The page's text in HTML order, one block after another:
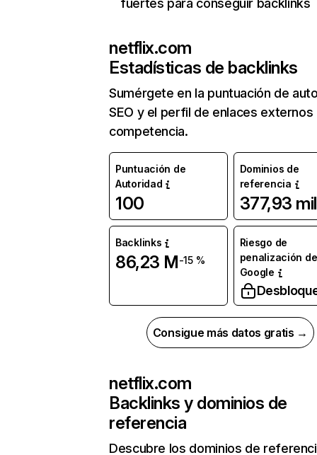
fuertes para conseguir backlinks
netflix.com
Estadísticas de backlinks
Sumérgete en la puntuación de
SEO y el perfil de enlaces externos
competencia.
Puntuación de
Autoridad
100
Dominios de
referencia
377,93 mil
Backlinks
86,23 M-15 %
Riesgo de
penalización de
Google
Consigue más datos gratis →
netflix.com
Backlinks y dominios de
referencia
Descubre los dominios de